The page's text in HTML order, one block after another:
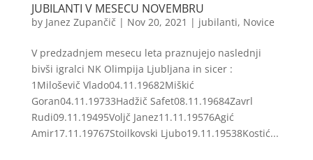
JUBILANTI V MESECU NOVEMBRU
by Janez Zupančič | Nov 20, 2021 | jubilanti, Novice
V predzadnjem mesecu leta praznujejo naslednji
bivši igralci NK Olimpija Ljubljana in sicer :
1Miloševič Vlado04.11.19682Miškić
Goran04.11.19733Hadžič Safet08.11.19684Zavrl
Rudi09.11.19495Voljč Janez11.11.19576Agić
Amir17.11.19767Stoilkovski Ljubo19.11.19538Kostić...